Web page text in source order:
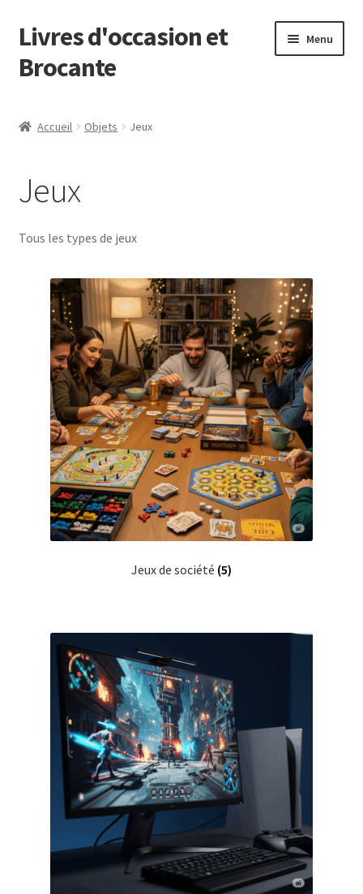
Aller
à
la
Aller
au
contenu
Livres d'occasion et
Brocante
Menu
Accueil Objets Jeux
Jeux
Tous les types de jeux
Jeux de société (5)